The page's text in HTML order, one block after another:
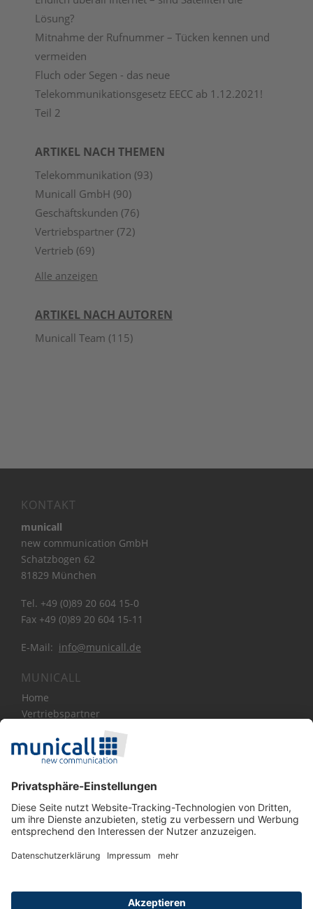
Lösung?
Mitnahme der Rufnummer – Tücken kennen und
vermeiden
Fluch oder Segen - das neue
Telekommunikationsgesetz EECC ab 1.12.2021!
Teil 2
ARTIKEL NACH THEMEN
Telekommunikation (93)
Municall GmbH (90)
Geschäftskunden (76)
Vertriebspartner (72)
Vertrieb (69)
Alle anzeigen
ARTIKEL NACH AUTOREN
Municall Team (115)
KONTAKT
municall
new communication GmbH
Schatzbogen 62
81829 München
Tel. +49 (0)89 20 604 15-0
Fax +49 (0)89 20 604 15-11
E-Mail: info@municall.de
MUNICALL
Home
Vertriebspartner
Über Uns
News
Kontakt
SOCIAL MEDIA